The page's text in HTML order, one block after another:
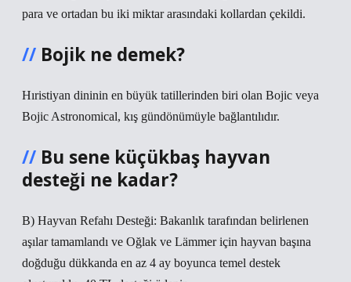
para ve ortadan bu iki miktar arasındaki kollardan çekildi.
Bojik ne demek?
Hıristiyan dininin en büyük tatillerinden biri olan Bojic veya
Bojic Astronomical, kış gündönümüyle bağlantılıdır.
Bu sene küçükbaş hayvan
desteği ne kadar?
B) Hayvan Refahı Desteği: Bakanlık tarafından belirlenen
aşılar tamamlandı ve Oğlak ve Lämmer için hayvan başına
doğduğu dükkanda en az 4 ay boyunca temel destek